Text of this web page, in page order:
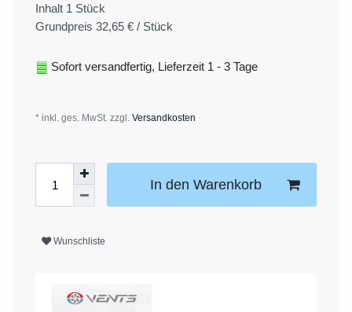
Inhalt 1 Stück
Grundpreis 32,65 € / Stück
Sofort versandfertig, Lieferzeit 1 - 3 Tage
* inkl. ges. MwSt. zzgl. Versandkosten
In den Warenkorb
Wunschliste